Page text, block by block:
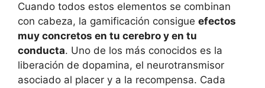
Cuando todos estos elementos se combinan
con cabeza, la gamificación consigue efectos
muy concretos en tu cerebro y en tu
conducta. Uno de los más conocidos es la
liberación de dopamina, el neurotransmisor
asociado al placer y a la recompensa. Cada